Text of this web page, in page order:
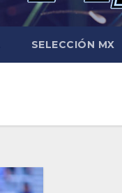
SELECCIÓN MX